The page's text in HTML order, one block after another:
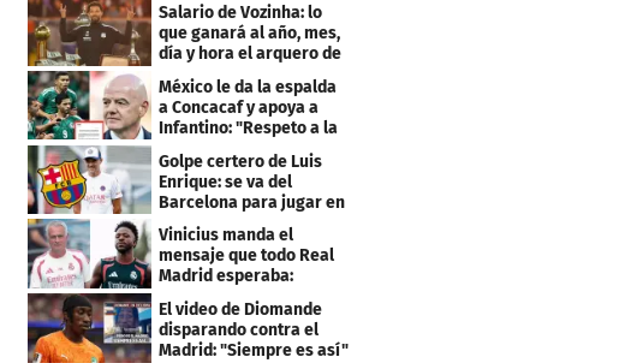
Salario de Vozinha: lo
que ganará al año, mes,
día y hora el arquero de
Cabo Verde
México le da la espalda
a Concacaf y apoya a
Infantino: "Respeto a la
gobernanza"
Golpe certero de Luis
Enrique: se va del
Barcelona para jugar en
el PSG
Vinicius manda el
mensaje que todo Real
Madrid esperaba:
"Mourinho..."
El video de Diomande
disparando contra el
Madrid: "Siempre es así"